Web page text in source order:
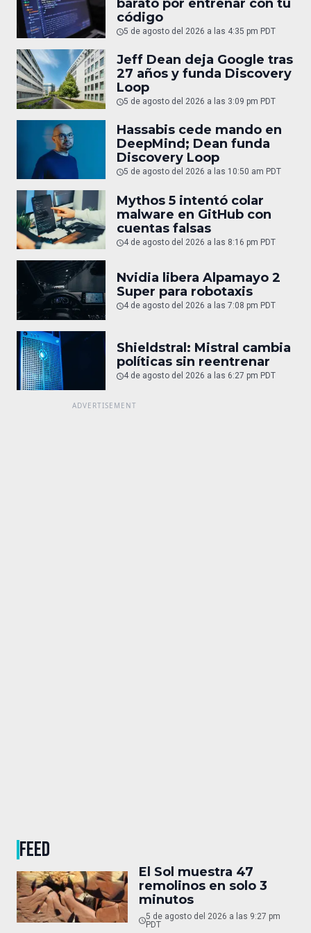
barato por entrenar con tu
código
5 de agosto del 2026 a las 4:35 pm PDT
Jeff Dean deja Google tras
27 años y funda Discovery
Loop
5 de agosto del 2026 a las 3:09 pm PDT
Hassabis cede mando en
DeepMind; Dean funda
Discovery Loop
5 de agosto del 2026 a las 10:50 am PDT
Mythos 5 intentó colar
malware en GitHub con
cuentas falsas
4 de agosto del 2026 a las 8:16 pm PDT
Nvidia libera Alpamayo 2
Super para robotaxis
4 de agosto del 2026 a las 7:08 pm PDT
Shieldstral: Mistral cambia
políticas sin reentrenar
4 de agosto del 2026 a las 6:27 pm PDT
FEED
El Sol muestra 47
remolinos en solo 3
minutos
5 de agosto del 2026 a las 9:27 pm
PDT